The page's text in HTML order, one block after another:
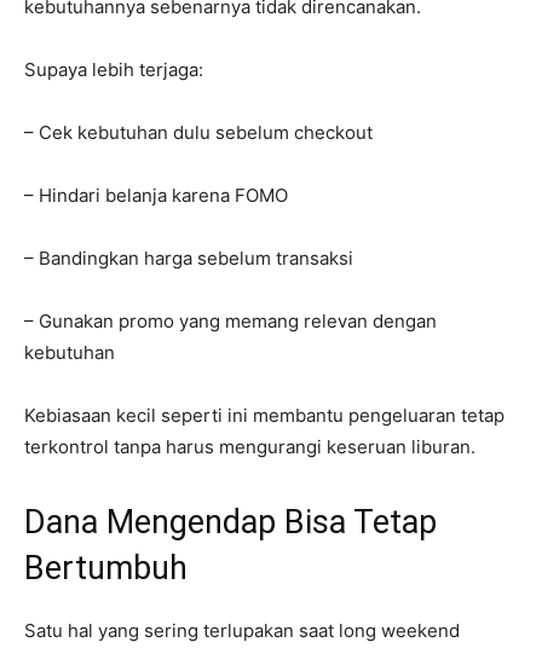
kebutuhannya sebenarnya tidak direncanakan.
Supaya lebih terjaga:
– Cek kebutuhan dulu sebelum checkout
– Hindari belanja karena FOMO
– Bandingkan harga sebelum transaksi
– Gunakan promo yang memang relevan dengan
kebutuhan
Kebiasaan kecil seperti ini membantu pengeluaran tetap
terkontrol tanpa harus mengurangi keseruan liburan.
Dana Mengendap Bisa Tetap
Bertumbuh
Satu hal yang sering terlupakan saat long weekend